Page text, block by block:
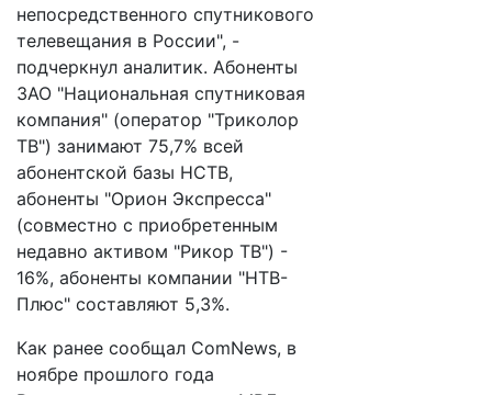
непосредственного спутникового
телевещания в России", -
подчеркнул аналитик. Абоненты
ЗАО "Национальная спутниковая
компания" (оператор "Триколор
ТВ") занимают 75,7% всей
абонентской базы НСТВ,
абоненты "Орион Экспресса"
(совместно с приобретенным
недавно активом "Рикор ТВ") -
16%, абоненты компании "НТВ-
Плюс" составляют 5,3%.
Как ранее сообщал ComNews, в
ноябре прошлого года